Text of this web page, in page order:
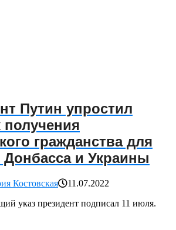
Путин упростил
получения
гражданства для
Донбасса и Украины
Костовская
11.07.2022
указ президент подписал 11 июля.